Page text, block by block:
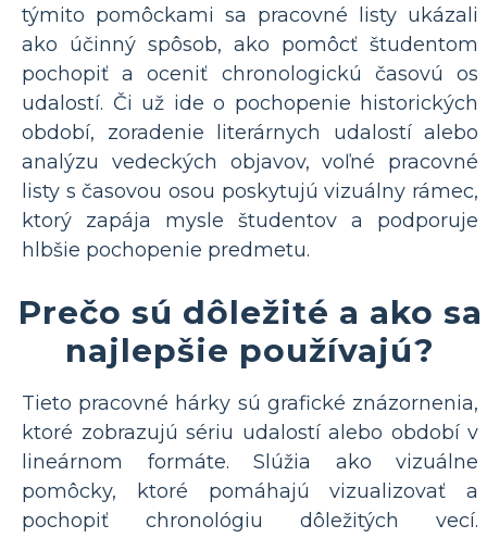
týmito pomôckami sa pracovné listy ukázali
ako účinný spôsob, ako pomôcť študentom
pochopiť a oceniť chronologickú časovú os
udalostí. Či už ide o pochopenie historických
období, zoradenie literárnych udalostí alebo
analýzu vedeckých objavov, voľné pracovné
listy s časovou osou poskytujú vizuálny rámec,
ktorý zapája mysle študentov a podporuje
hlbšie pochopenie predmetu.
Prečo sú dôležité a ako sa
najlepšie používajú?
Tieto pracovné hárky sú grafické znázornenia,
ktoré zobrazujú sériu udalostí alebo období v
lineárnom formáte. Slúžia ako vizuálne
pomôcky, ktoré pomáhajú vizualizovať a
pochopiť chronológiu dôležitých vecí.